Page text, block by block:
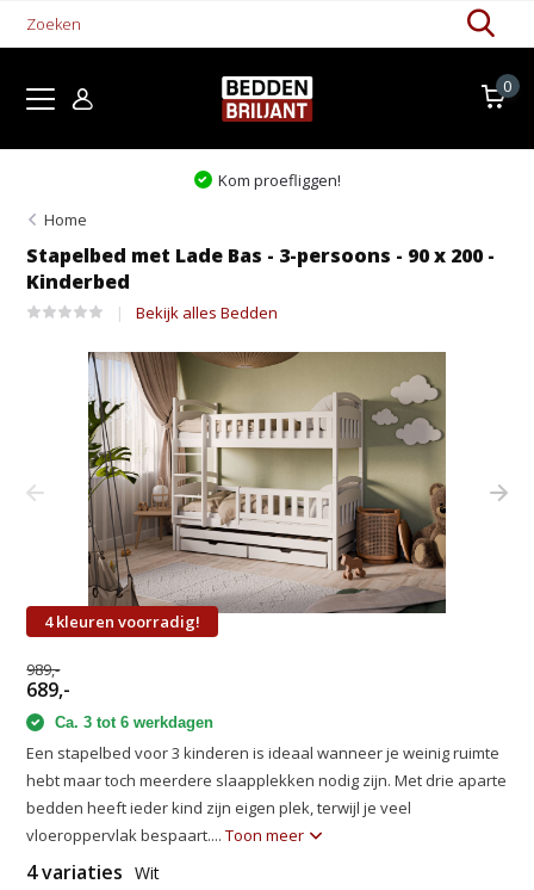
0
Kom proefliggen!
Home
Stapelbed met Lade Bas - 3-persoons - 90 x 200 -
Kinderbed
Bekijk alles Bedden
4 kleuren voorradig!
989,-
689,-
Ca. 3 tot 6 werkdagen
Een stapelbed voor 3 kinderen is ideaal wanneer je weinig ruimte
hebt maar toch meerdere slaapplekken nodig zijn. Met drie aparte
bedden heeft ieder kind zijn eigen plek, terwijl je veel
vloeroppervlak bespaart....Toon meer
4 variaties Wit